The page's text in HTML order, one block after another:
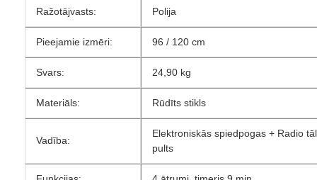
Ražotājvasts: Polija
Pieejamie izmēri: 96 / 120 cm
Svars: 24,90 kg
Materiāls: Rūdīts stikls
Vadība:
Elektroniskās spiedpogas + Radio
pults